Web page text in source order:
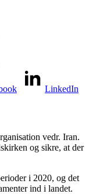
LinkedIn
vedr. Iran.
og sikre, at der
i 2020, og det
ind i landet.